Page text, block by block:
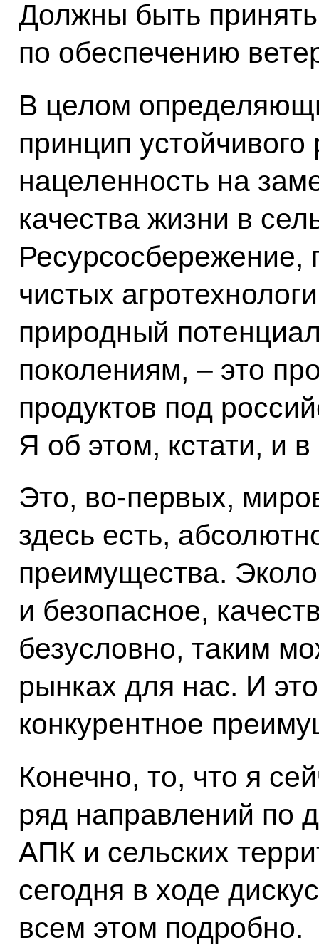
Должны быть
по обеспечению
В целом
принцип устойчивого
нацеленность на
качества жизни в
Ресурсосбережение,
чистых
природный
поколениям, – это
продуктов под
Я об этом, кстати, и
Это, во‑первых,
здесь есть,
преимущества.
и безопасное,
безусловно, таким
рынках для нас. И
конкурентное
Конечно, то, что я
ряд направлений по
АПК и сельских
сегодня в ходе
всем этом подробно.